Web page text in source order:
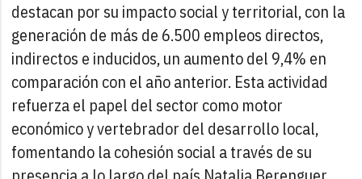
destacan por su impacto social y territorial, con la
generación de más de 6.500 empleos directos,
indirectos e inducidos, un aumento del 9,4% en
comparación con el año anterior. Esta actividad
refuerza el papel del sector como motor
económico y vertebrador del desarrollo local,
fomentando la cohesión social a través de su